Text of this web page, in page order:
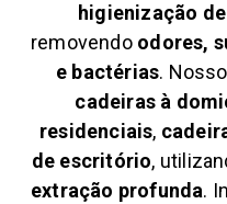
higienização
removendoodores,
e bactérias. Nosso
cadeiras à
residenciais,
de escritório,
extração profunda.